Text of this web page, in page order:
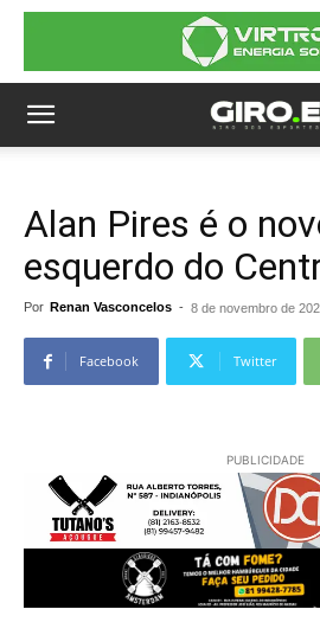
Alan Pires é o
esquerdo do
Por Renan Vasconcelos - 8 de novembro de
Facebook Twitter
PUBLICIDADE